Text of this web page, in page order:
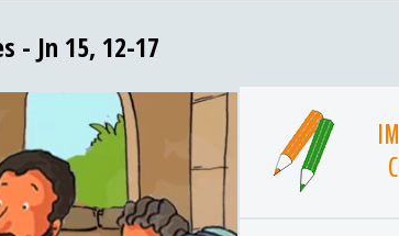
- Jn 15, 12-17